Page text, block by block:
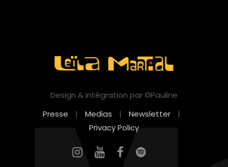
Design & intégration par ©Pauline
Presse
| Medias | Newsletter
|
Privacy Policy